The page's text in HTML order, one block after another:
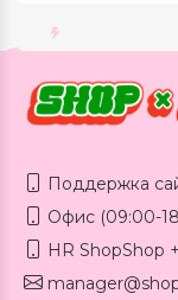
Поддержка
Офис (09:00-
HR ShopShop